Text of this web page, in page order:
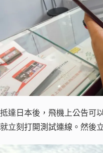
抵達日本後，飛機上公告可
就立刻打開測試連線。然後